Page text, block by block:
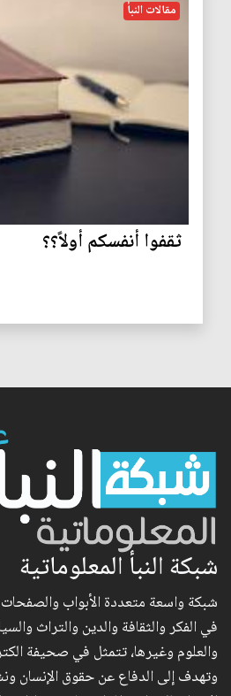
مقالات النبأ
ثقفوا أنفسكم أولاً؟؟
شبكة النبأ المعلوماتية
شبكة واسعة متعددة الأبواب
في الفكر والثقافة والدين والتراث
والعلوم وغيرها، تتمثل في صحيفة
وتهدف إلى الدفاع عن حقوق الإنسان